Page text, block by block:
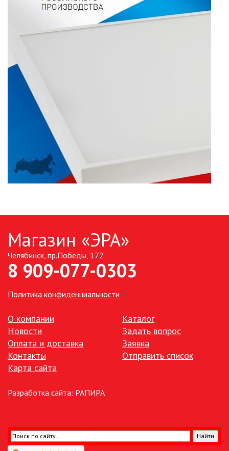
ПАЯЛЬНОЕ ОБОРУДОВАНИЕ
СЕТЕВЫЕ ФИЛЬТРЫ, СИЛОВЫЕ
РАЗЪЕМЫ И УДЛИНИТЕЛИ,
ТРОЙНИКИ И КОЛОДКИ, ВИЛКИ
СИСТЕМЫ ПОЛИВА
СТАБИЛИЗАТОРЫ НАПРЯЖЕНИЯ
ТОЧЕЧНЫЕ СВЕТИЛЬНИКИ
УЛИЧНОЕ ОСВЕЩЕНИЕ НА
СОЛНЕЧНЫХ БАТАРЕЯХ
ФОНТАНЫ
ЭЛЕКТРОЗВОНКИ И АКСЕССУАРЫ
Магазин «ЭРА»
Челябинск, пр.Победы, 172
8 909-077-0303
Политика конфиденциальности
О компании
Новости
Оплата и доставка
Контакты
Карта сайта
Каталог
Задать вопрос
Заявка
Отправить список
Разработка сайта: РАПИРА